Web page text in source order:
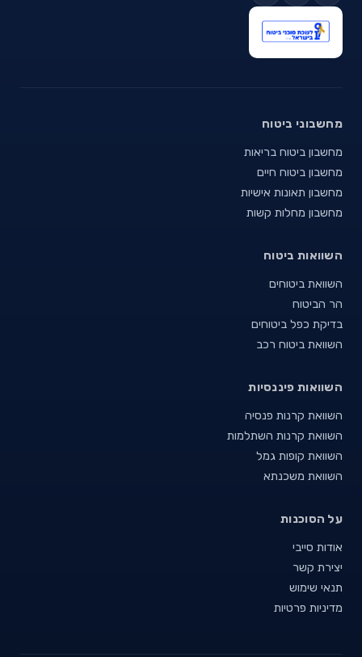
מחשבוני ביטוח
מחשבון ביטוח בריאות
מחשבון ביטוח חיים
מחשבון תאונות אישיות
מחשבון מחלות קשות
השוואות ביטוח
השוואת ביטוחים
הר הביטוח
בדיקת כפל ביטוחים
השוואת ביטוח רכב
השוואות פיננסיות
השוואת קרנות פנסיה
השוואת קרנות השתלמות
השוואת קופות גמל
השוואת משכנתא
על הסוכנות
אודות סייבי
יצירת קשר
תנאי שימוש
מדיניות פרטיות